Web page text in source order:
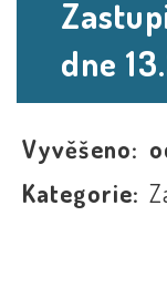
dne
Vyvěšeno:
Kategorie: